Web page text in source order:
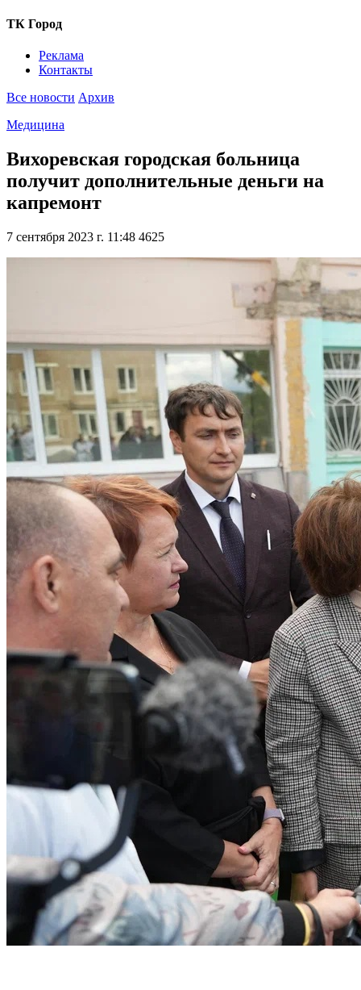
ТК Город
Реклама
Контакты
Все новости Архив
Медицина
Вихоревская городская больница
получит дополнительные деньги на
капремонт
7 сентября 2023 г. 11:48 4625